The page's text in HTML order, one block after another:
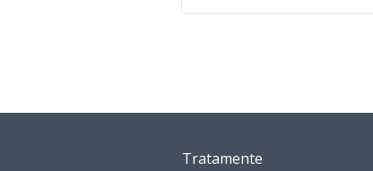
Tratamente